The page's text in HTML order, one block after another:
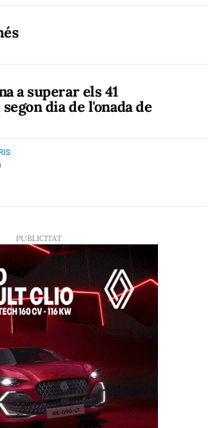
a superar els 41
dia de l'onada de